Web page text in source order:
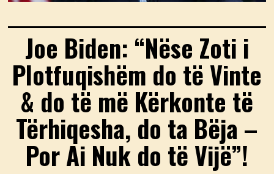
Joe Biden: “Nëse Zoti i
Plotfuqishëm do të Vinte
& do të më Kërkonte të
Tërhiqesha, do ta Bëja –
Por Ai Nuk do të Vijë”!